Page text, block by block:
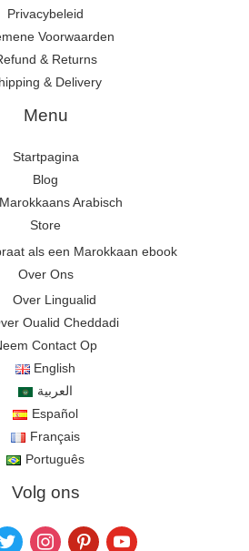
Privacybeleid
Voorwaarden
& Returns
& Delivery
Menu
Startpagina
Blog
Arabisch
Store
als een Marokkaan ebook
Over Ons
Over Lingualid
Oualid Cheddadi
Contact Op
English
العربية
Español
Français
Português
Volg ons